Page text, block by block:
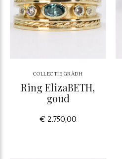
COLLECTIE GRÀDH
Ring ElizaBETH,
goud
€ 2.750,00